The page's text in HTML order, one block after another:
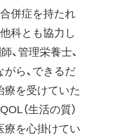
併症を持たれ
科とも協力し
、管理栄養士、
ら、できるだ
療を受けていた
（生活の質）
療を心掛けてい